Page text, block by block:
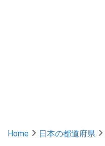
Home 日本の都道府県